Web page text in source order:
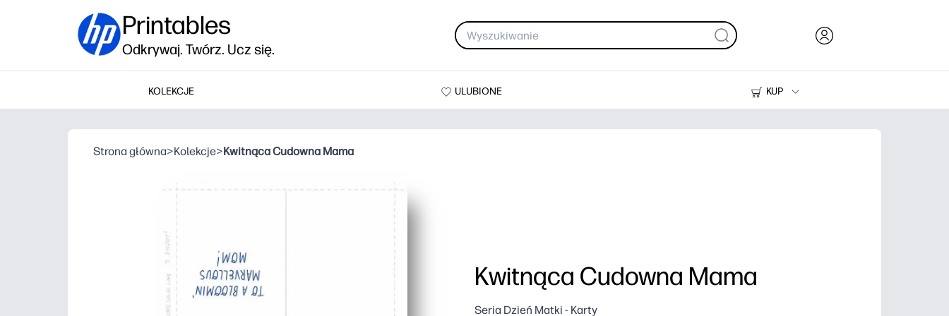
Printables
Odkrywaj. Twórz. Ucz się.
KOLEKCJE ULUBIONE
KUP
Drukarki do domu
Strona główna>Kolekcje>Kwitnąca Cudowna Mama
Kwitnąca Cudowna Mama
Seria Dzień Matki - Karty